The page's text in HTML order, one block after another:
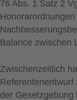
76 Abs. 1 Satz 2
Balance zwischen
Zwischenzeitlich
der